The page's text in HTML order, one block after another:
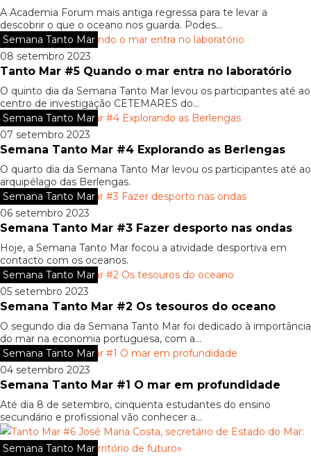
A Academia Forum mais antiga regressa para te levar a
descobrir o que o oceano nos guarda. Podes...
Semana Tanto Mar
08 setembro 2023
Tanto Mar #5 Quando o mar entra no laboratório
O quinto dia da Semana Tanto Mar levou os participantes até ao
centro de investigação CETEMARES do...
Semana Tanto Mar
07 setembro 2023
Semana Tanto Mar #4 Explorando as Berlengas
O quarto dia da Semana Tanto Mar levou os participantes até ao
arquipélago das Berlengas.
Semana Tanto Mar
06 setembro 2023
Semana Tanto Mar #3 Fazer desporto nas ondas
Hoje, a Semana Tanto Mar focou a atividade desportiva em
contacto com os oceanos.
Semana Tanto Mar
05 setembro 2023
Semana Tanto Mar #2 Os tesouros do oceano
O segundo dia da Semana Tanto Mar foi dedicado à importância
do mar na economia portuguesa, com a...
Semana Tanto Mar
04 setembro 2023
Semana Tanto Mar #1 O mar em profundidade
Até dia 8 de setembro, cinquenta estudantes do ensino
secundário e profissional vão conhecer a...
Semana Tanto Mar